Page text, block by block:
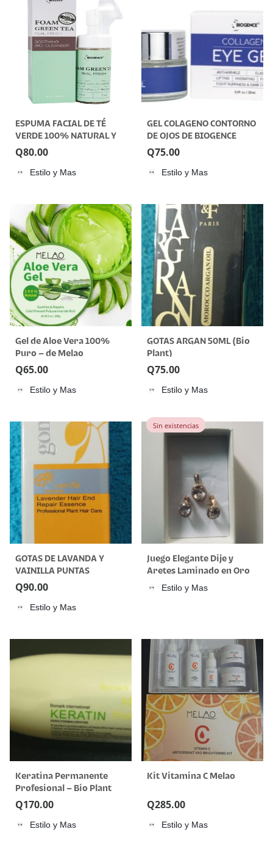
ESPUMA FACIAL DE TÉ
VERDE 100% NATURAL Y
ORGÁNICA
Q80.00
Estilo y Mas
GEL COLAGENO CONTORNO
DE OJOS DE BIOGENCE
Q75.00
Estilo y Mas
Gel de Aloe Vera 100%
Puro – de Melao
Q65.00
Estilo y Mas
GOTAS ARGAN 50ML (Bio
Plant)
Q75.00
Estilo y Mas
GOTAS DE LAVANDA Y
VAINILLA PUNTAS
ABIERTAS
Q90.00
Estilo y Mas
Sin existencias
Juego Elegante Dije y
Aretes Laminado en Oro
18KEstilo y Mas
Keratina Permanente
Profesional – Bio Plant
Q170.00
Estilo y Mas
Kit Vitamina C Melao
Q285.00
Estilo y Mas